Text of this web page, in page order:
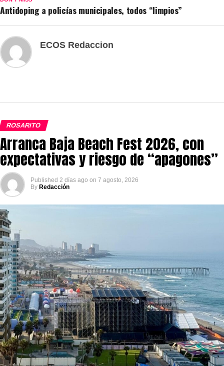
Antidoping a policías municipales, todos “limpios”
ECOS Redaccion
ROSARITO
Arranca Baja Beach Fest 2026, con
expectativas y riesgo de “apagones”
Published 2 días ago on 7 agosto, 2026
By Redacción